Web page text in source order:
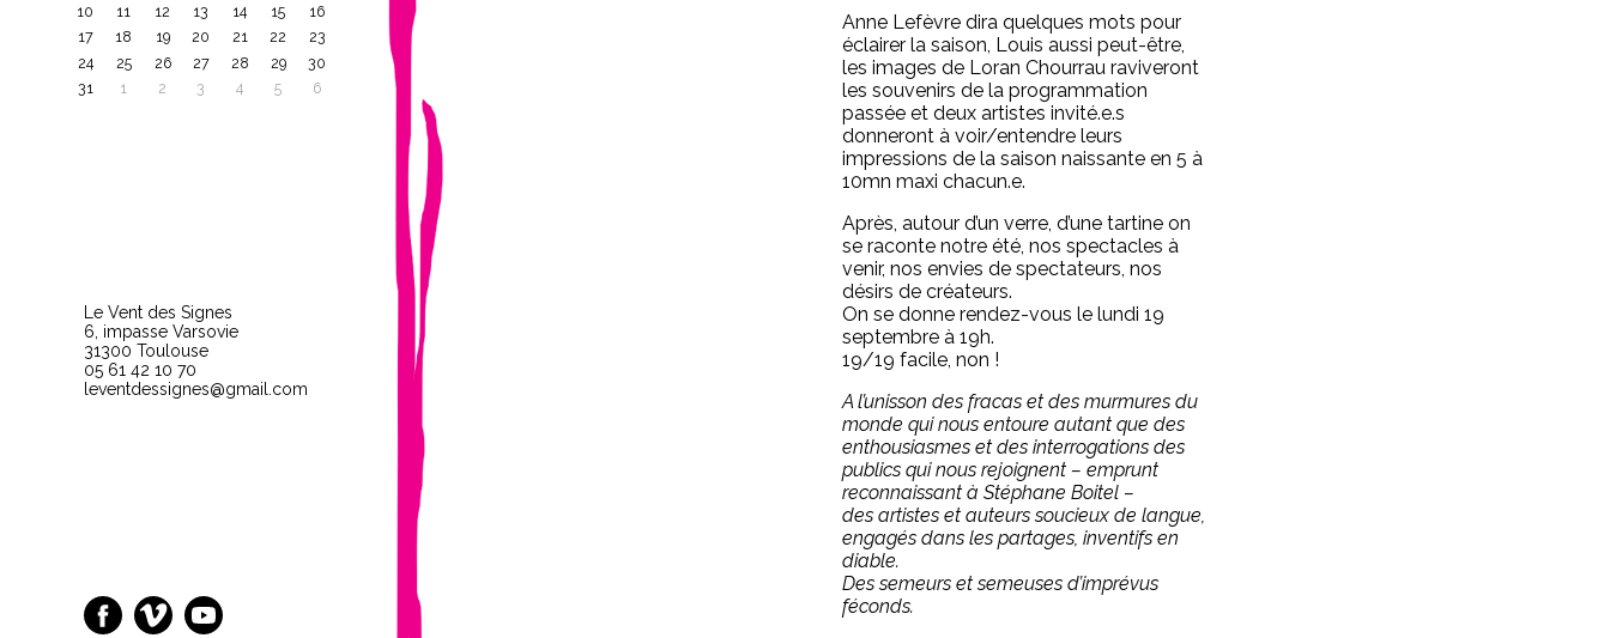
10
11 12 13 14 15
16
17
18 19 20 21 22
23
24
25 26 27 28 29
30
31
1 2 3 4 5 6
Le Vent des Signes
6, impasse Varsovie
31300 Toulouse
05 61 42 10 70
leventdessignes@gmail.com
Anne Lefèvre dira quelques mots pour
éclairer la saison, Louis aussi peut-être,
les images de Loran Chourrau raviveront
les souvenirs de la programmation
passée et deux artistes invité.e.s
donneront à voir/entendre leurs
impressions de la saison naissante en 5 à
10mn maxi chacun.e.
Après, autour d’un verre, d’une tartine on
se raconte notre été, nos spectacles à
venir, nos envies de spectateurs, nos
désirs de créateurs.
On se donne rendez-vous le lundi 19
septembre à 19h.
19/19 facile, non !
A l’unisson des fracas et des murmures du
monde qui nous entoure autant que des
enthousiasmes et des interrogations des
publics qui nous rejoignent – emprunt
reconnaissant à Stéphane Boitel –
des artistes et auteurs soucieux de langue,
engagés dans les partages, inventifs en
diable.
Des semeurs et semeuses d’imprévus
féconds.